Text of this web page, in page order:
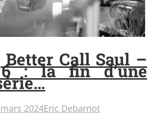
Call Saul –
6 : la fin d’une
2024Eric Debarnot